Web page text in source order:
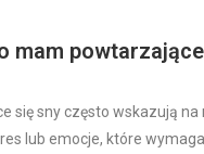
mam
się sny często wskazują
lub emocje, które